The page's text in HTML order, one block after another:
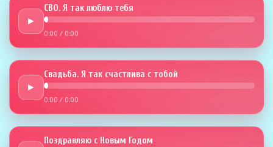
►
СВО. Я так люблю тебя
0:00 / 0:00
►
Свадьба. Я так счастлива с тобой
0:00 / 0:00
Поздравляю с Новым Годом